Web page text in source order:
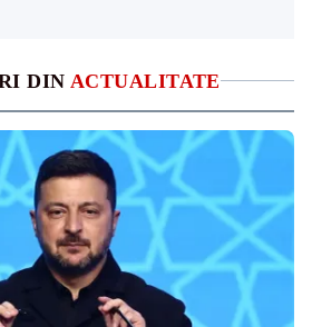
DIN ACTUALITATE